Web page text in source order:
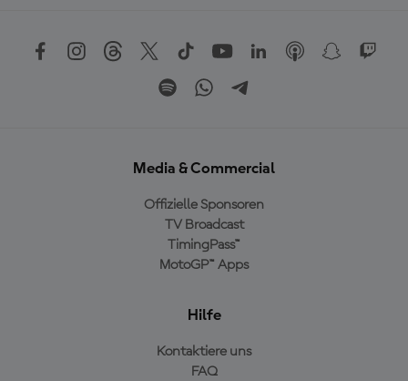
Media & Commercial
Offizielle Sponsoren
TV Broadcast
TimingPass™
MotoGP™ Apps
Hilfe
Kontaktiere uns
FAQ